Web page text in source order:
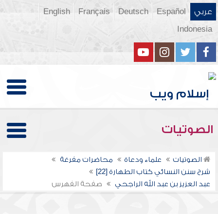
عربي Español
Deutsch
Français
English
Indonesia
الصوتيات
الصوتيات علماء ودعاة
محاضرات مفرغة
شرح سنن النسائي كتاب الطهارة [22]
عبد العزيز بن عبد الله الراجحي
صفحة الفهرس